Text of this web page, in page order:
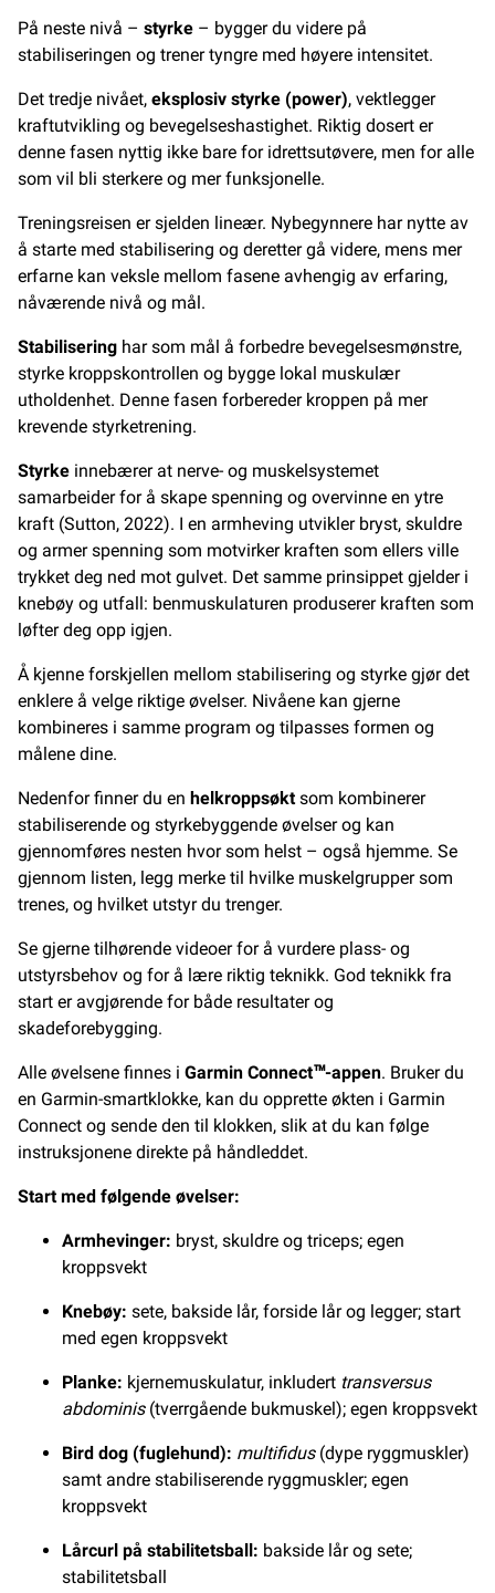
På neste nivå – styrke – bygger du videre på
stabiliseringen og trener tyngre med høyere intensitet.
Det tredje nivået, eksplosiv styrke (power), vektlegger
kraftutvikling og bevegelseshastighet. Riktig dosert er
denne fasen nyttig ikke bare for idrettsutøvere, men for alle
som vil bli sterkere og mer funksjonelle.
Treningsreisen er sjelden lineær. Nybegynnere har nytte av
å starte med stabilisering og deretter gå videre, mens mer
erfarne kan veksle mellom fasene avhengig av erfaring,
nåværende nivå og mål.
Stabilisering har som mål å forbedre bevegelsesmønstre,
styrke kroppskontrollen og bygge lokal muskulær
utholdenhet. Denne fasen forbereder kroppen på mer
krevende styrketrening.
Styrke innebærer at nerve- og muskelsystemet
samarbeider for å skape spenning og overvinne en ytre
kraft (Sutton, 2022). I en armheving utvikler bryst, skuldre
og armer spenning som motvirker kraften som ellers ville
trykket deg ned mot gulvet. Det samme prinsippet gjelder i
knebøy og utfall: benmuskulaturen produserer kraften som
løfter deg opp igjen.
Å kjenne forskjellen mellom stabilisering og styrke gjør det
enklere å velge riktige øvelser. Nivåene kan gjerne
kombineres i samme program og tilpasses formen og
målene dine.
Nedenfor finner du en helkroppsøktsom kombinerer
stabiliserende og styrkebyggende øvelser og kan
gjennomføres nesten hvor som helst – også hjemme. Se
gjennom listen, legg merke til hvilke muskelgrupper som
trenes, og hvilket utstyr du trenger.
Se gjerne tilhørende videoer for å vurdere plass- og
utstyrsbehov og for å lære riktig teknikk. God teknikk fra
start er avgjørende for både resultater og
skadeforebygging.
Alle øvelsene finnes i Garmin Connect™-appen. Bruker du
en Garmin-smartklokke, kan du opprette økten i Garmin
Connect og sende den til klokken, slik at du kan følge
instruksjonene direkte på håndleddet.
Start med følgende øvelser:
Armhevinger: bryst, skuldre og triceps; egen
kroppsvekt
Knebøy: sete, bakside lår, forside lår og legger; start
med egen kroppsvekt
Planke: kjernemuskulatur, inkludert transversus
abdominis(tverrgående bukmuskel); egen kroppsvekt
Bird dog (fuglehund): multifidus(dype ryggmuskler)
samt andre stabiliserende ryggmuskler; egen
kroppsvekt
Lårcurl på stabilitetsball: bakside lår og sete;
stabilitetsball